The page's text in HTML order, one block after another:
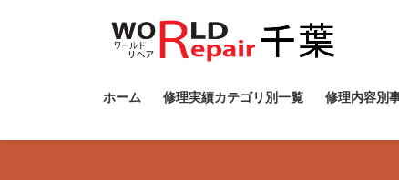
ホーム 修理実績カテゴリ別一覧 修理内容別